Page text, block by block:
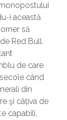
i această
să
Red Bull.
de care
când
din
şi câțiva de
capabili,